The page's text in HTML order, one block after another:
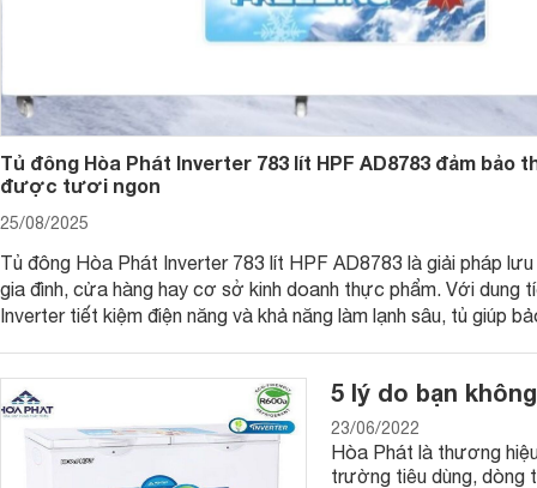
Tủ đông Hòa Phát Inverter 783 lít HPF AD8783 đảm bảo
được tươi ngon
25/08/2025
Tủ đông Hòa Phát Inverter 783 lít HPF AD8783 là giải pháp
gia đình, cửa hàng hay cơ sở kinh doanh thực phẩm. Với dung
Inverter tiết kiệm điện năng và khả năng làm lạnh sâu, tủ giúp
5 lý do bạn
23/06/2022
Hòa Phát là thương
trường tiêu dùng, dòng